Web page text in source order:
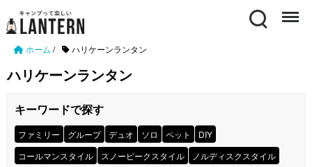
Search Menu
ホーム / ハリケーンランタン
ハリケーンランタン
キーワードで探す
ファミリー グループ デュオ ソロ ペット
DIY
コールマンスタイル
スノーピークスタイル
ノルディスクスタイル